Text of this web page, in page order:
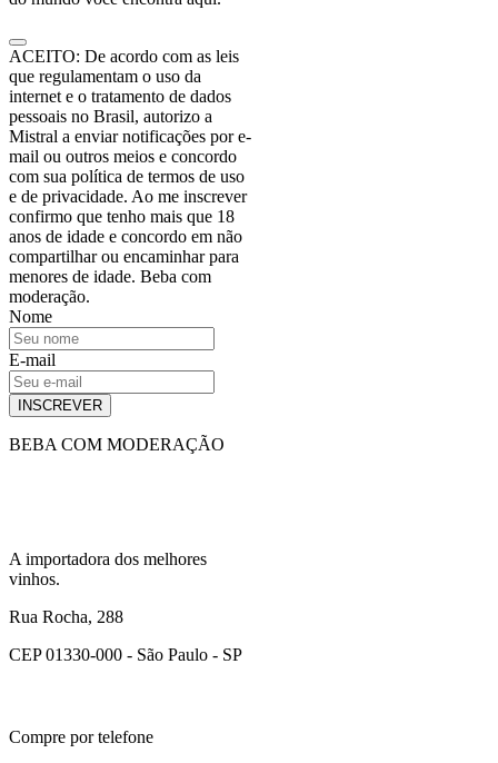
ACEITO: De acordo com as leis
que regulamentam o uso da
internet e o tratamento de dados
pessoais no Brasil, autorizo a
Mistral a enviar notificações por e-
mail ou outros meios e concordo
com sua política de termos de uso
e de privacidade. Ao me inscrever
confirmo que tenho mais que 18
anos de idade e concordo em não
compartilhar ou encaminhar para
menores de idade. Beba com
moderação.
Nome
E-mail
INSCREVER
BEBA COM MODERAÇÃO
A importadora dos melhores
vinhos.
Rua Rocha, 288
CEP 01330-000 - São Paulo - SP
Compre por telefone